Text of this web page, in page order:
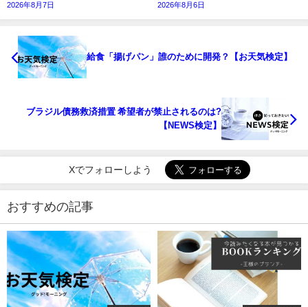
2026年8月7日 2026年8月6日
給食「揚げパン」誰のために開発？【お天気検定】
ブラジル債務救済措置 希望者が禁止されるのは?
【NEWS検定】
Xでフォローしよう
おすすめの記事